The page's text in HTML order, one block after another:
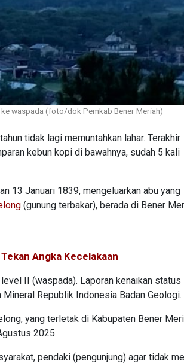
waspada (foto/dok Pemkab Bener Meriah)
tidak lagi memuntahkan lahar. Terakhir
kebun kopi di bawahnya, sudah 5 kali
13 Januari 1839, mengeluarkan abu yang
(gunung terbakar), berada di Bener
Angka Kecelakaan
II (waspada). Laporan kenaikan status
Republik Indonesia Badan Geologi.
yang terletak di Kabupaten Bener
2025.
pendaki (pengunjung) agar tidak